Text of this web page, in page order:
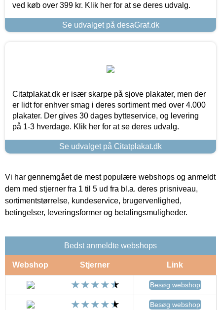
ved køb over 399 kr. Klik her for at se deres udvalg.
Se udvalget på desaGraf.dk
Citatplakat.dk er især skarpe på sjove plakater, men der
er lidt for enhver smag i deres sortiment med over 4.000
plakater. Der gives 30 dages bytteservice, og levering
på 1-3 hverdage. Klik her for at se deres udvalg.
Se udvalget på Citatplakat.dk
Vi har gennemgået de mest populære webshops og anmeldt
dem med stjerner fra 1 til 5 ud fra bl.a. deres prisniveau,
sortimentstørrelse, kundeservice, brugervenlighed,
betingelser, leveringsformer og betalingsmuligheder.
Bedst anmeldte webshops
Webshop Stjerner Link
Besøg webshop
Besøg webshop